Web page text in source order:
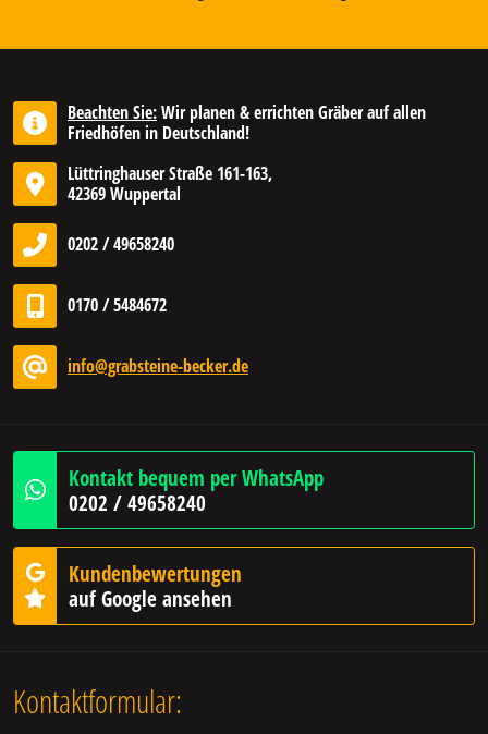
Beachten Sie:Wir planen & errichten Gräber auf allen
Friedhöfen in Deutschland!
Lüttringhauser Straße 161-163,
42369 Wuppertal
0202 / 49658240
0170 / 5484672
info@grabsteine-becker.de
Kontakt bequem per WhatsApp
0202 / 49658240
Kundenbewertungen
auf Google ansehen
Kontaktformular: